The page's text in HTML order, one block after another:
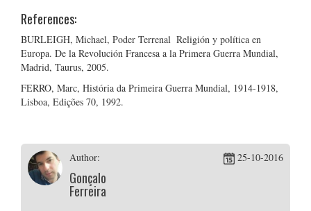
References:
BURLEIGH, Michael, Poder Terrenal  Religión y política en
Europa. De la Revolución Francesa a la Primera Guerra Mundial,
Madrid, Taurus, 2005.
FERRO, Marc, História da Primeira Guerra Mundial, 1914-1918,
Lisboa, Edições 70, 1992.
Author:
Gonçalo
Ferreira
25-10-2016